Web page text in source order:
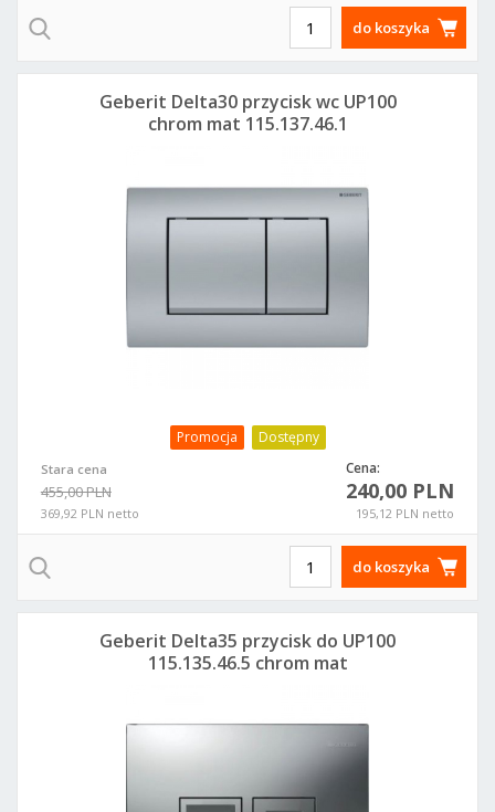
do koszyka
Promocja Dostępny
Stara cena
455,00 PLN
369,92 PLN netto
Cena:
240,00 PLN
195,12 PLN netto
Geberit Delta30 przycisk wc UP100
chrom mat 115.137.46.1
do koszyka
Geberit Delta35 przycisk do UP100
115.135.46.5 chrom mat